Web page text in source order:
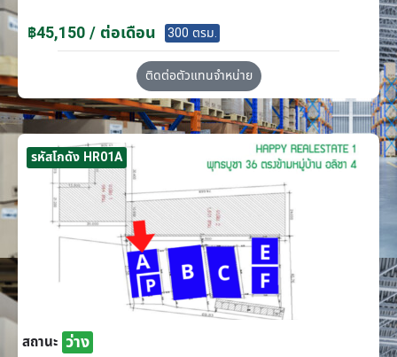
฿45,150 / ต่อเดือน 300 ตรม.
ติดต่อตัวแทนจำหน่าย
รหัสโกดัง HR01A
สถานะ ว่าง